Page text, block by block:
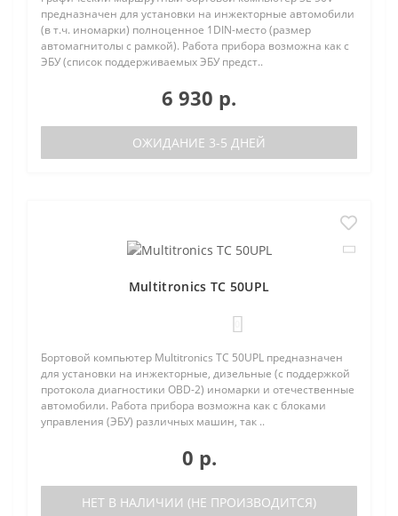
предназначен для установки на инжекторные автомобили
(в т.ч. иномарки) полноценное 1DIN-место (размер
автомагнитолы с рамкой). Работа прибора возможна как с
ЭБУ (список поддерживаемых ЭБУ предст..
6 930 р.
ОЖИДАНИЕ 3-5 ДНЕЙ
Multitronics TC 50UPL
Бортовой компьютер Multitronics TC 50UPL предназначен
для установки на инжекторные, дизельные (с поддержкой
протокола диагностики OBD-2) иномарки и отечественные
автомобили. Работа прибора возможна как с блоками
управления (ЭБУ) различных машин, так ..
0 р.
НЕТ В НАЛИЧИИ (НЕ ПРОИЗВОДИТСЯ)